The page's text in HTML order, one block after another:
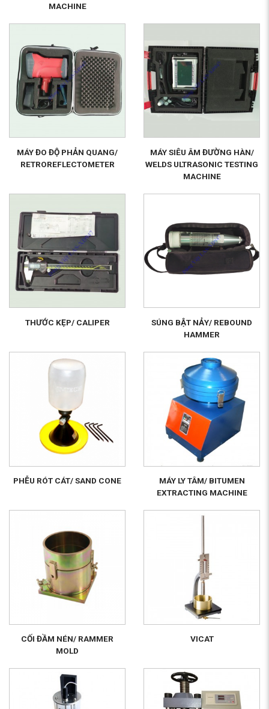
MACHINE
MÁY ĐO ĐỘ PHẢN QUANG/
RETROREFLECTOMETER
MÁY SIÊU ÂM ĐƯỜNG HÀN/
WELDS ULTRASONIC TESTING
MACHINE
THƯỚC KẸP/ CALIPER
SÚNG BẬT NẢY/ REBOUND
HAMMER
PHỄU RÓT CÁT/ SAND CONE
MÁY LY TÂM/ BITUMEN
EXTRACTING MACHINE
CỐI ĐẦM NÉN/ RAMMER
MOLD
VICAT